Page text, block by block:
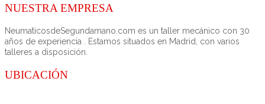
NUESTRA EMPRESA
NeumaticosdeSegundamano.com es un taller mecánico con 30
años de experiencia . Estamos situados en Madrid, con varios
talleres a disposición.
UBICACIÓN